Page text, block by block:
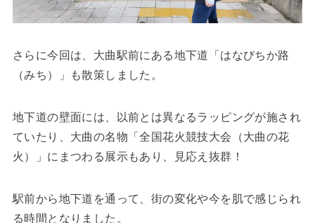
さらに今回は、大曲駅前にある地下道「はなびちか路
（みち）」も散策しました。
地下道の壁面には、以前とは異なるラッピングが施され
ていたり、大曲の名物「全国花火競技大会（大曲の花
火）」にまつわる展示もあり、見応え抜群！
駅前から地下道を通って、街の変化や今を肌で感じられ
る時間となりました。